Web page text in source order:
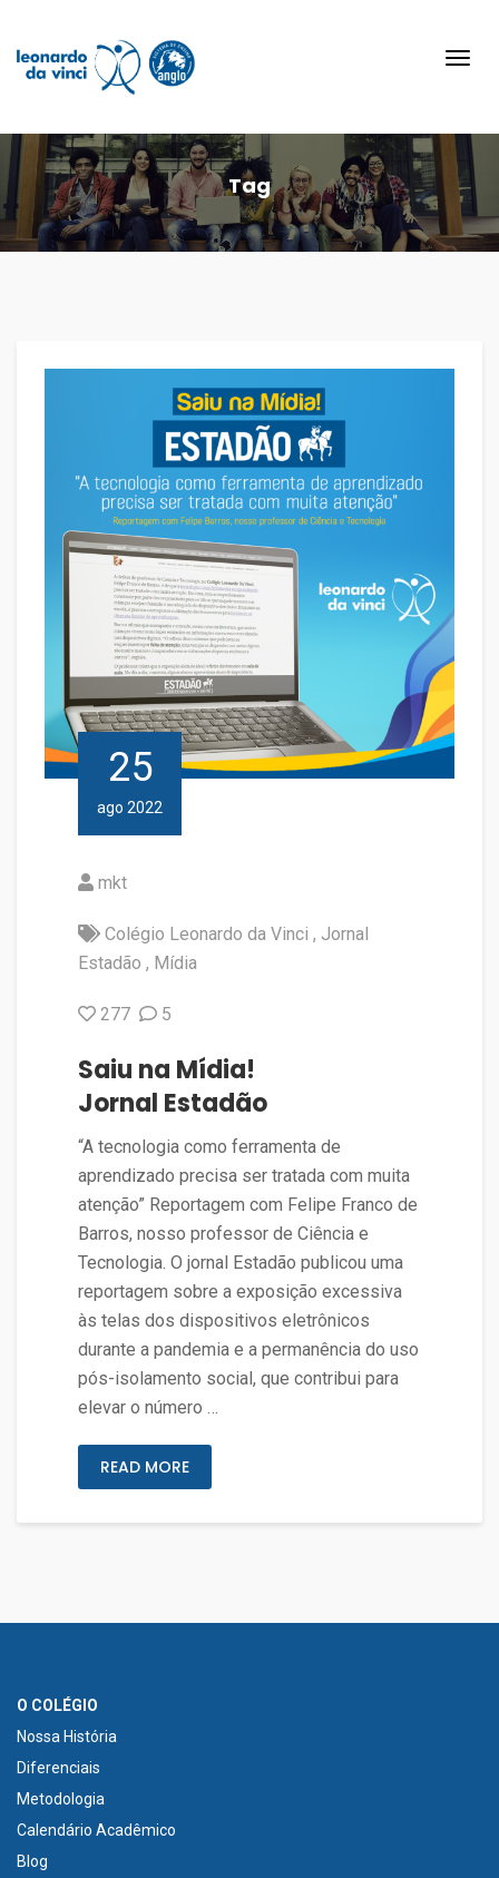
Tag
25
ago 2022
mkt
Colégio Leonardo da Vinci
Jornal
Estadão
Mídia
277 5
Saiu na Mídia!
Jornal Estadão
“A tecnologia como ferramenta de
aprendizado precisa ser tratada com muita
atenção” Reportagem com Felipe Franco de
Barros, nosso professor de Ciência e
Tecnologia. O jornal Estadão publicou uma
reportagem sobre a exposição excessiva
às telas dos dispositivos eletrônicos
durante a pandemia e a permanência do uso
pós-isolamento social, que contribui para
elevar o número …
READ MORE
O COLÉGIO
Nossa História
Diferenciais
Metodologia
Calendário Acadêmico
Blog